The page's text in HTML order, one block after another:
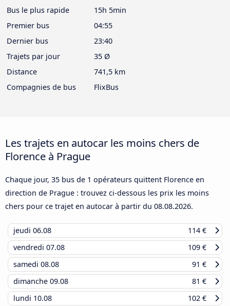
Bus le plus rapide
15h 5min
Premier bus
04:55
Dernier bus
23:40
Trajets par jour
35 Ø
Distance
741,5 km
Compagnies de bus
FlixBus
Les trajets en autocar les moins chers de
Florence à Prague
Chaque jour, 35 bus de 1 opérateurs quittent Florence en
direction de Prague : trouvez ci-dessous les prix les moins
chers pour ce trajet en autocar à partir du 08.08.2026.
jeudi 06.08
114 €
vendredi 07.08
109 €
samedi 08.08
91 €
dimanche 09.08
81 €
lundi 10.08
102 €